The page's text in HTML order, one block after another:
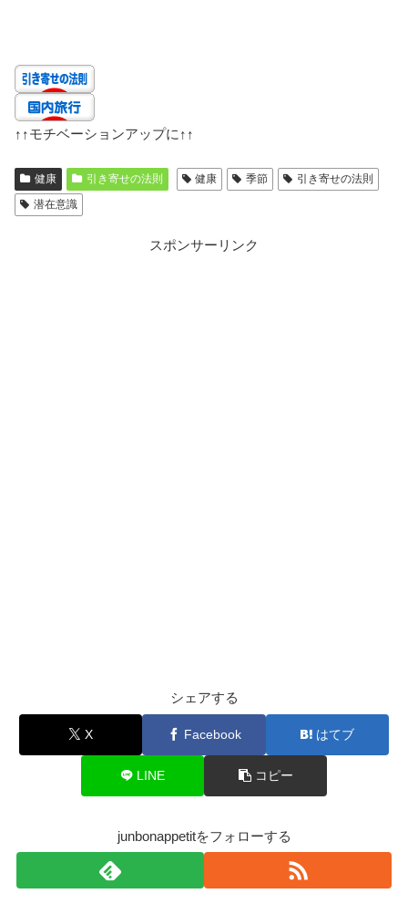
↑↑モチベーションアップに ↑↑
健康 引き寄せの法則 健康 季節
引き寄せの法則
潜在意識
スポンサーリンク
シェアする
X Facebook はてブ
LINE コピー
junbonappetitをフォローする